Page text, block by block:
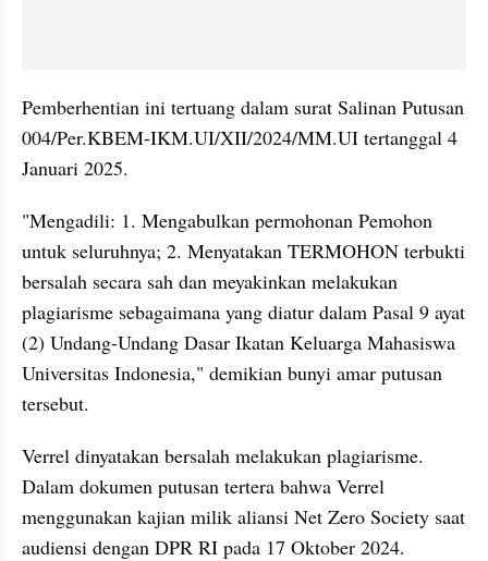
Pemberhentian ini tertuang dalam surat Salinan Putusan
004/Per.KBEM-IKM.UI/XII/2024/MM.UI tertanggal 4
Januari 2025.
"Mengadili: 1. Mengabulkan permohonan Pemohon
untuk seluruhnya; 2. Menyatakan TERMOHON terbukti
bersalah secara sah dan meyakinkan melakukan
plagiarisme sebagaimana yang diatur dalam Pasal 9 ayat
(2) Undang-Undang Dasar Ikatan Keluarga Mahasiswa
Universitas Indonesia," demikian bunyi amar putusan
tersebut.
Verrel dinyatakan bersalah melakukan plagiarisme.
Dalam dokumen putusan tertera bahwa Verrel
menggunakan kajian milik aliansi Net Zero Society saat
audiensi dengan DPR RI pada 17 Oktober 2024.